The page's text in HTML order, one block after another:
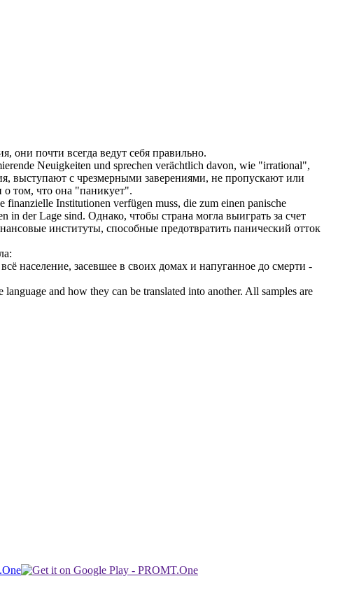
они почти всегда ведут себя правильно.
Neuigkeiten und sprechen verächtlich davon, wie "irrational",
с чрезмерными заверениями, не пропускают или
том, что она "паникует".
finanzielle Institutionen verfügen muss, die zum einen panische
in der Lage sind. Однако, чтобы страна могла выиграть за счет
институты, способные предотвратить панический отток
население, засевшее в своих домах и напуганное до смерти -
and how they can be translated into another. All samples are